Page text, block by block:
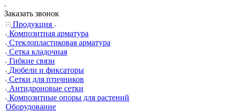
Заказать звонок
Продукция
Композитная арматура
Cтеклопластиковая арматура
Сетка кладочная
Гибкие связи
Дюбели и фиксаторы
Сетки для птичников
Антидроновые сетки
Композитные опоры для растений
Оборудование